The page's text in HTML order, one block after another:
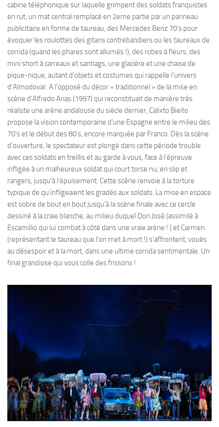
cabine téléphonique sur laquelle grimpent des soldats franquistes
en rut, un mat central remplacé en 2eme partie par un panneau
publicitaire en forme de taureau, des Mercedes Benz 70’s pour
évoquer les roulottes des gitans contrebandiers ou les taureaux de
corrida (quand les phares sont allumés !), des robes à fleurs, des
mini short à carreaux et santiags, une glacière et une chaise de
pique-nique, autant d’objets et costumes qui rappelle l’univers
d’Almodovar. A l’opposé du décor « traditionnel » de la mise en
scène d’Alfredo Arias (1997) qui reconstituait de manière très
réaliste une arène andalouse du siècle dernier, Calixto Bieito
propose la vision contemporaine d’une Espagne entre le milieu des
70’s et le début des 80’s, encore marquée par Franco. Dès la scène
d’ouverture, le spectateur est plongé dans cette période trouble
avec ces soldats en treillis et au garde à vous, face à l’épreuve
infligée à un malheureux soldat qui court torse nu, en slip et
rangers, jusqu’à l’épuisement. Cette scène renvoie à la torture
typique de qu’infligeaient les gradés aux soldats. La mise en espace
est sobre de bout en bout jusqu’à la scène finale avec ce cercle
dessiné à la craie blanche, au milieu duquel Don José (assimilé à
Escamillio qui lui combat à côté dans une vraie arène ! ) et Carmen
(représentant le taureau que l’on met à mort !) s’affrontent, voués
au désespoir et à la mort, dans une ultime corrida sentimentale. Un
final grandiose qui vous colle des frissons !